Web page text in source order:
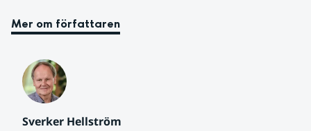
Mer om författaren
Sverker Hellström